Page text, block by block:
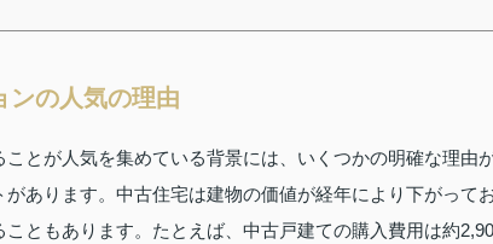
ンの人気の理由
とが人気を集めている背景には、いくつかの明確な理由が
があります。中古住宅は建物の価値が経年により下がって
ともあります。たとえば、中古戸建ての購入費用は約